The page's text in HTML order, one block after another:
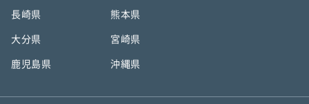
長崎県 熊本県
大分県 宮崎県
鹿児島県 沖縄県